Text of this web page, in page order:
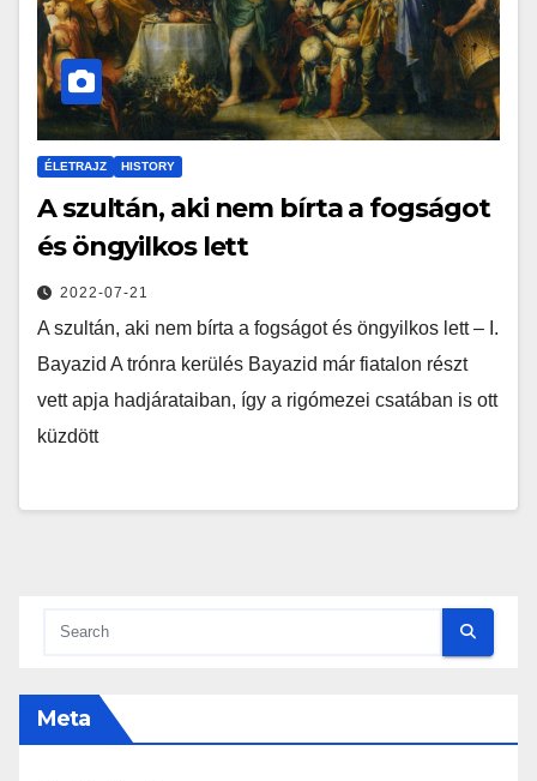
ÉLETRAJZ HISTORY
A szultán, aki nem bírta a fogságot
és öngyilkos lett
2022-07-21
A szultán, aki nem bírta a fogságot és öngyilkos lett – I.
Bayazid A trónra kerülés Bayazid már fiatalon részt
vett apja hadjárataiban, így a rigómezei csatában is ott
küzdött
Meta